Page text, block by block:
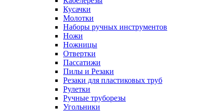
Кусачки
Молотки
Наборы ручных инструментов
Ножи
Ножницы
Отвертки
Пассатижи
Пилы и Резаки
Резаки для пластиковых труб
Рулетки
Ручные труборезы
Угольники